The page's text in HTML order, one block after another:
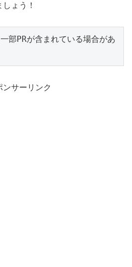
ょう！
部PRが含まれている場合があ
ンサーリンク